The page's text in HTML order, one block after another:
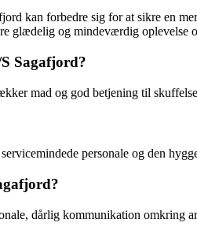
kan forbedre sig for at sikre en
glædelig og mindeværdig oplevelse
Sagafjord?
mad og god betjening til
personale og den
dårlig kommunikation omkring